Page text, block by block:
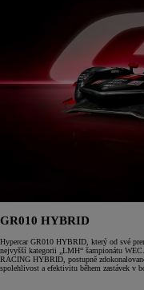
GR010 HYBRID
Hypercar GR010 HYBRID, který od své
nejvyšší kategorii „LMH“ šampionátu
RACING HYBRID, postupně
spolehlivost a efektivitu během zastávek v